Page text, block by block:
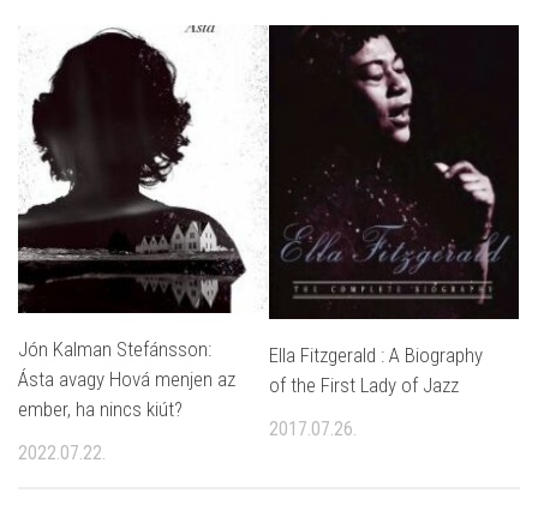
Jón Kalman Stefánsson:
Ásta avagy Hová menjen az
ember, ha nincs kiút?
2022.07.22.
Ella Fitzgerald : A Biography
of the First Lady of Jazz
2017.07.26.